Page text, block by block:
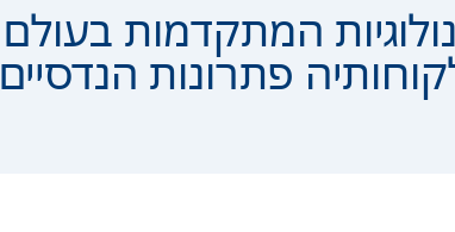
המתקדמות
פתרונות